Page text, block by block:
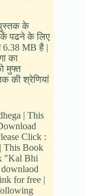
के
पढने के लिए
MB है |
का
मुफ्त
की श्रेणियां
| This
Click :
This Book
"Kal Bhi
for free |